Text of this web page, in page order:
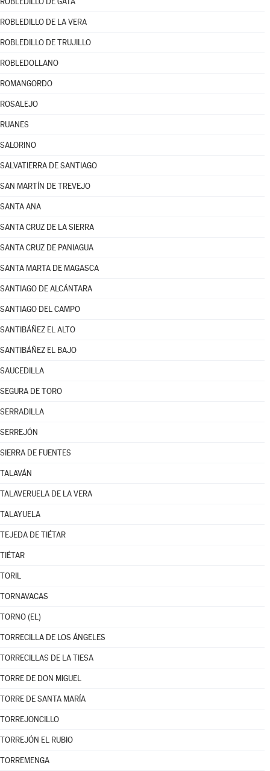
ROBLEDILLO DE LA VERA
ROBLEDILLO DE TRUJILLO
ROBLEDOLLANO
ROMANGORDO
ROSALEJO
RUANES
SALORINO
SALVATIERRA DE SANTIAGO
SAN MARTÍN DE TREVEJO
SANTA ANA
SANTA CRUZ DE LA SIERRA
SANTA CRUZ DE PANIAGUA
SANTA MARTA DE MAGASCA
SANTIAGO DE ALCÁNTARA
SANTIAGO DEL CAMPO
SANTIBÁÑEZ EL ALTO
SANTIBÁÑEZ EL BAJO
SAUCEDILLA
SEGURA DE TORO
SERRADILLA
SERREJÓN
SIERRA DE FUENTES
TALAVÁN
TALAVERUELA DE LA VERA
TALAYUELA
TEJEDA DE TIÉTAR
TIÉTAR
TORIL
TORNAVACAS
TORNO (EL)
TORRECILLA DE LOS ÁNGELES
TORRECILLAS DE LA TIESA
TORRE DE DON MIGUEL
TORRE DE SANTA MARÍA
TORREJONCILLO
TORREJÓN EL RUBIO
TORREMENGA